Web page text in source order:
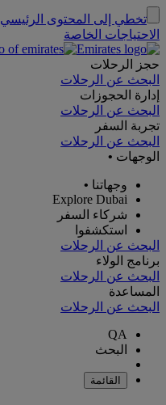
تخطي إلى المحتوى الرئيسي
الاحتياجات الخاصة
حجز الرحلات
البحث عن الرحلات
إدارة الحجوزات
البحث عن الرحلات
تجربة السفر
البحث عن الرحلات
الوجهات •
وجهاتنا •
Explore Dubai
شركاء السفر
استكشفوا
البحث عن الرحلات
برنامج الولاء
البحث عن الرحلات
المساعدة
البحث عن الرحلات
QA
البحث
القائمة